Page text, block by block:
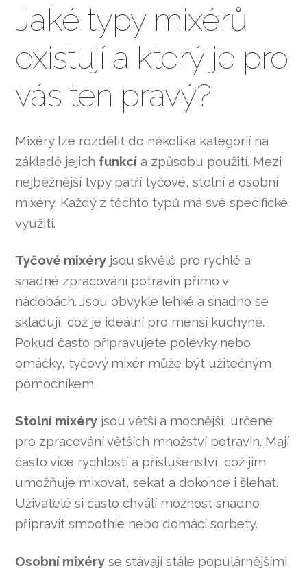
Jaké typy mixérů
existují a který je pro
vás ten pravý?
Mixéry lze rozdělit do několika kategorií na
základě jejich funkcí a způsobu použití. Mezi
nejběžnější typy patří tyčové, stolní a osobní
mixéry. Každý z těchto typů má své specifické
využití.
Tyčové mixéry jsou skvělé pro rychlé a
snadné zpracování potravin přímo v
nádobách. Jsou obvykle lehké a snadno se
skladují, což je ideální pro menší kuchyně.
Pokud často připravujete polévky nebo
omáčky, tyčový mixér může být užitečným
pomocníkem.
Stolní mixéry jsou větší a mocnější, určené
pro zpracování větších množství potravin. Mají
často více rychlostí a příslušenství, což jim
umožňuje mixovat, sekat a dokonce i šlehat.
Uživatelé si často chválí možnost snadno
připravit smoothie nebo domácí sorbety.
Osobní mixéry se stávají stále populárnějšími